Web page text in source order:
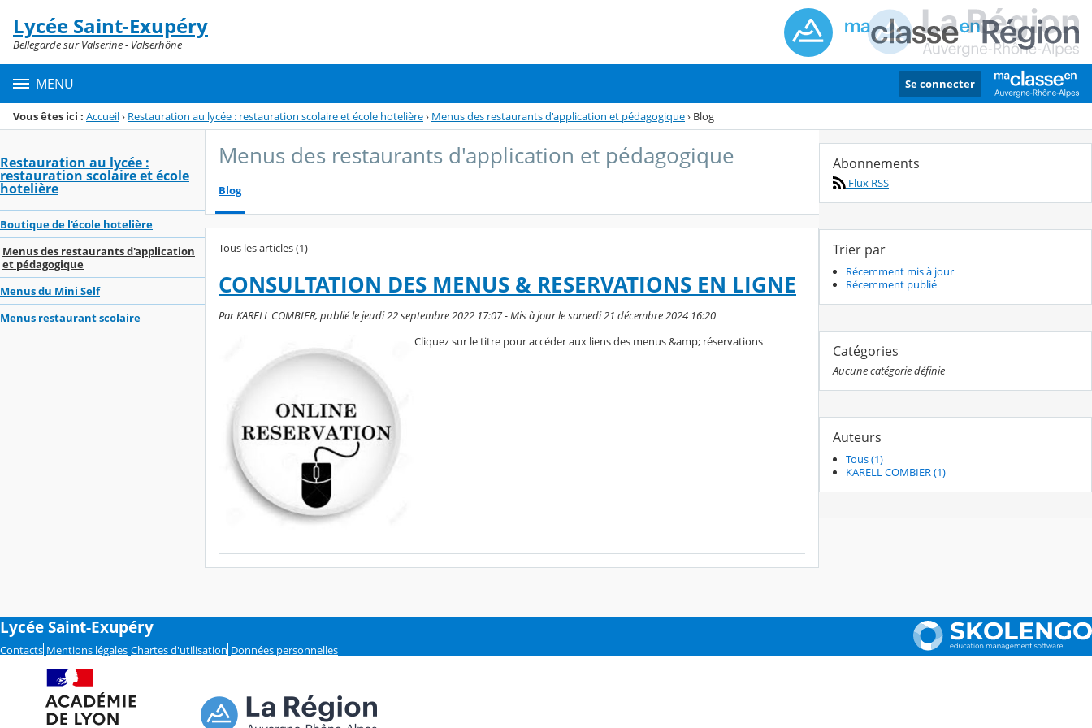
Menu de la rubrique
Contenu
Lycée Saint-Exupéry
Bellegarde sur Valserine - Valserhône
MENU Se connecter
Vous êtes ici : Accueil› Restauration au lycée : restauration scolaire et école hotelière› Menus des restaurants d'application et pédagogique› Blog
Restauration au lycée :
restauration scolaire et école
hotelière
Boutique de l'école hotelière
Menus des restaurants d'application
et pédagogique
Menus du Mini Self
Menus restaurant scolaire
Menus des restaurants d'application et pédagogique
Blog
Tous les articles (1)
CONSULTATION DES MENUS & RESERVATIONS EN LIGNE
Par KARELL COMBIER, publié le jeudi 22 septembre 2022 17:07 - Mis à jour le samedi 21 décembre 2024 16:20
Cliquez sur le titre pour accéder aux liens des menus &amp; réservations
Abonnements
Flux RSS
Trier par
Récemment mis à jour
Récemment publié
Catégories
Aucune catégorie définie
Auteurs
Tous (1)
KARELL COMBIER (1)
Lycée Saint-Exupéry
Contacts Mentions légales Chartes d'utilisation Données personnelles